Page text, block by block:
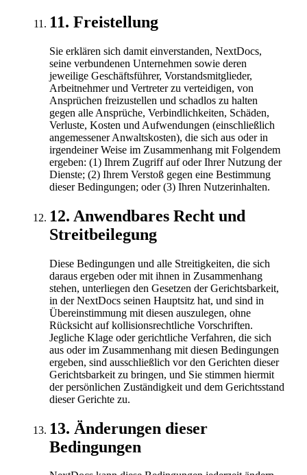
11. Freistellung
Sie erklären sich damit einverstanden, NextDocs,
seine verbundenen Unternehmen sowie deren
jeweilige Geschäftsführer, Vorstandsmitglieder,
Arbeitnehmer und Vertreter zu verteidigen, von
Ansprüchen freizustellen und schadlos zu halten
gegen alle Ansprüche, Verbindlichkeiten, Schäden,
Verluste, Kosten und Aufwendungen (einschließlich
angemessener Anwaltskosten), die sich aus oder in
irgendeiner Weise im Zusammenhang mit Folgendem
ergeben: (1) Ihrem Zugriff auf oder Ihrer Nutzung der
Dienste; (2) Ihrem Verstoß gegen eine Bestimmung
dieser Bedingungen; oder (3) Ihren Nutzerinhalten.
12. Anwendbares Recht und
Streitbeilegung
Diese Bedingungen und alle Streitigkeiten, die sich
daraus ergeben oder mit ihnen in Zusammenhang
stehen, unterliegen den Gesetzen der Gerichtsbarkeit,
in der NextDocs seinen Hauptsitz hat, und sind in
Übereinstimmung mit diesen auszulegen, ohne
Rücksicht auf kollisionsrechtliche Vorschriften.
Jegliche Klage oder gerichtliche Verfahren, die sich
aus oder im Zusammenhang mit diesen Bedingungen
ergeben, sind ausschließlich vor den Gerichten dieser
Gerichtsbarkeit zu bringen, und Sie stimmen hiermit
der persönlichen Zuständigkeit und dem Gerichtsstand
dieser Gerichte zu.
13. Änderungen dieser
Bedingungen